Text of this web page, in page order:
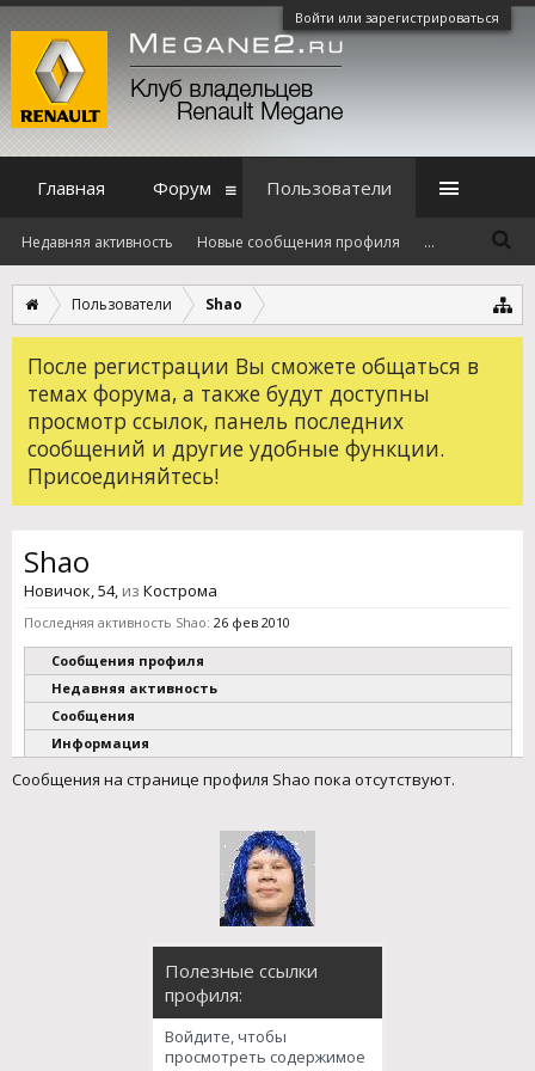
Войти или зарегистрироваться
Пользователи Shao
После регистрации Вы сможете общаться в
темах форума, а также будут доступны
просмотр ссылок, панель последних
сообщений и другие удобные функции.
Присоединяйтесь!
Полезные ссылки
профиля:
Войдите, чтобы
просмотреть содержимое
Shao
Новичок, 54, из Кострома
Последняя активность Shao: 26 фев 2010
Сообщения профиля
Недавняя активность
Сообщения
Информация
Сообщения на странице профиля Shao пока отсутствуют.
Главная Форум Пользователи
Недавняя активность Новые сообщения профиля ...